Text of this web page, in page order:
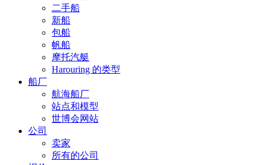
二手船
新船
包船
帆船
摩托汽艇
Harouring 的类型
船厂
航海船厂
站点和模型
世博会网站
公司
卖家
所有的公司